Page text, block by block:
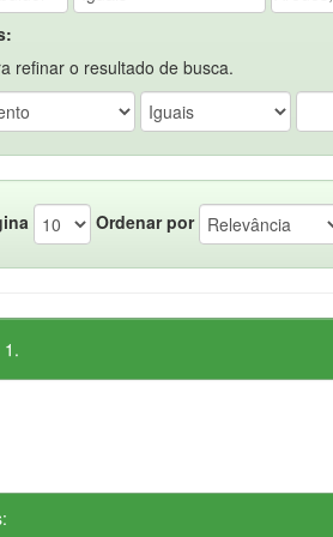
refinar o resultado de busca.
Ordenar por